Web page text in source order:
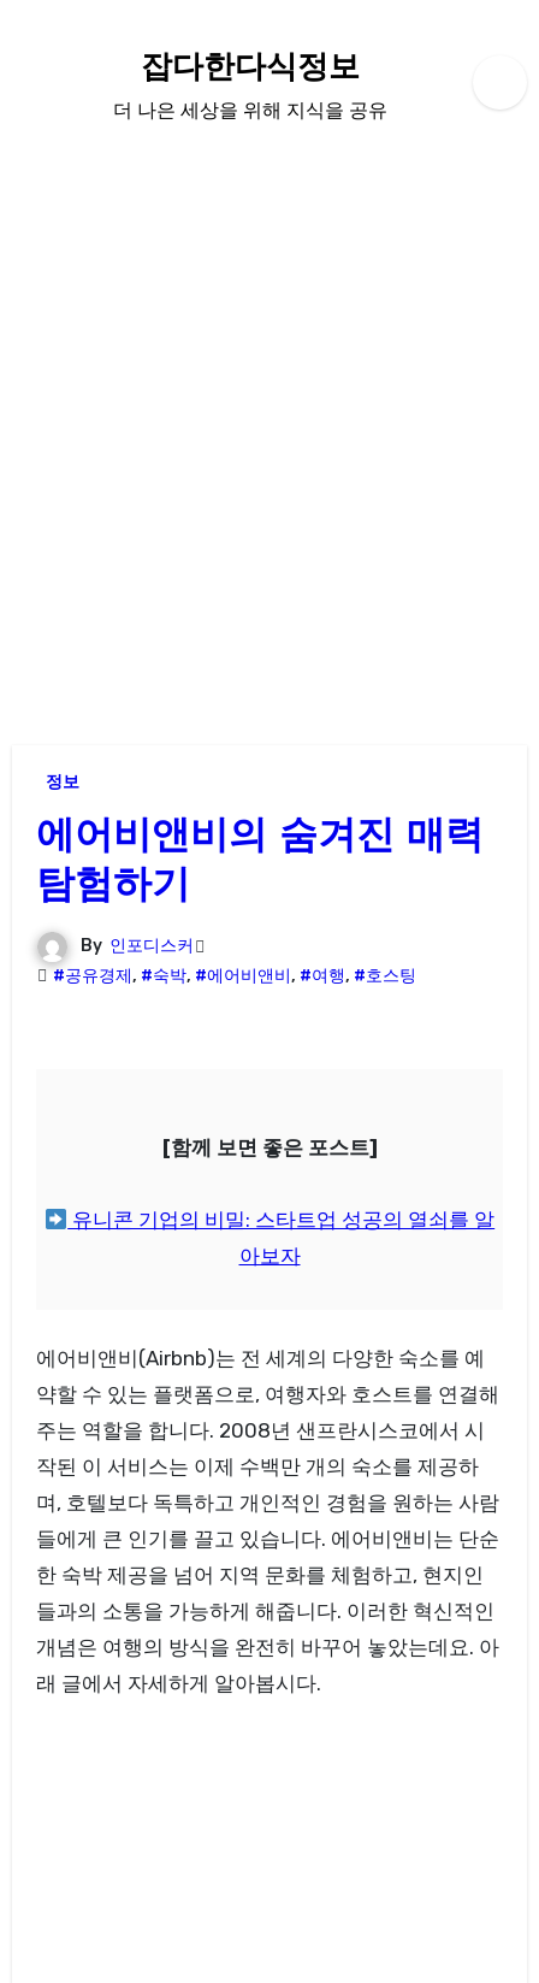
잡다한다식정보
더 나은 세상을 위해 지식을 공유
정보
에어비앤비의 숨겨진 매력
탐험하기
By 인포디스커
#공유경제, #숙박, #에어비앤비, #여행, #호스팅
[함께 보면 좋은 포스트]
유니콘 기업의 비밀: 스타트업 성공의 열쇠를 알
아보자
에어비앤비(Airbnb)는 전 세계의 다양한 숙소를 예
약할 수 있는 플랫폼으로, 여행자와 호스트를 연결해
주는 역할을 합니다. 2008년 샌프란시스코에서 시
작된 이 서비스는 이제 수백만 개의 숙소를 제공하
며, 호텔보다 독특하고 개인적인 경험을 원하는 사람
들에게 큰 인기를 끌고 있습니다. 에어비앤비는 단순
한 숙박 제공을 넘어 지역 문화를 체험하고, 현지인
들과의 소통을 가능하게 해줍니다. 이러한 혁신적인
개념은 여행의 방식을 완전히 바꾸어 놓았는데요. 아
래 글에서 자세하게 알아봅시다.